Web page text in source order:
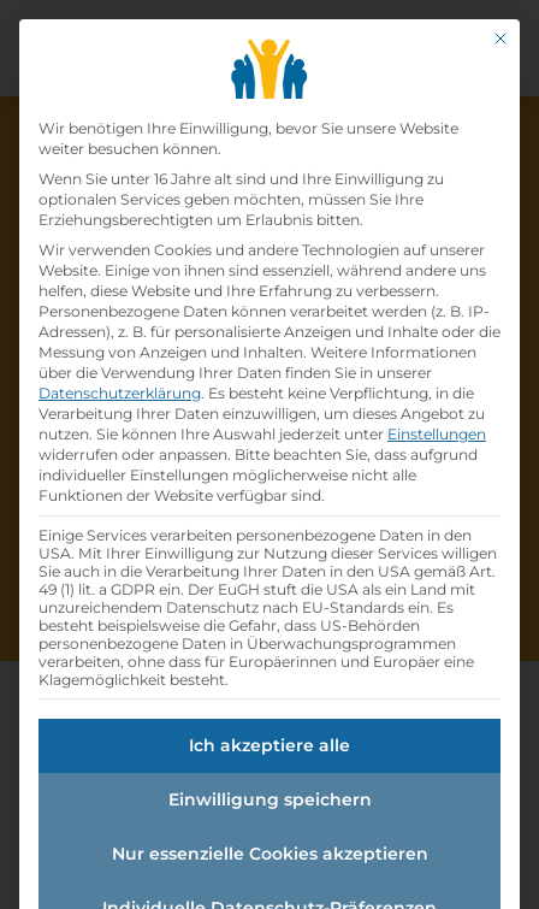
Die Lehrstelle wurde schon
besetzt!
Die LehrstelleLehre zum:zur
Einzelhandelskaufmann:Einzelhandelskauffr
au Schwerpunkt LebensmittelbeiBILLA AG
ist schonbesetzt.
Firmenprofil besuchen
Andere Lehrstelle suchen
Lehre Zum:zur
Einzelhandelskaufmann:einzel
handelskauffrau
Mit
Datenschutz-
Wir benötigen Ihre Einwilligung, bevor Sie unsere Website
weiter besuchen können.
Wenn Sie unter 16 Jahre alt sind und Ihre Einwilligung zu
optionalen Services geben möchten, müssen Sie Ihre
Erziehungsberechtigten um Erlaubnis bitten.
Wir verwenden Cookies und andere Technologien auf unserer
Website. Einige von ihnen sind essenziell, während andere uns
helfen, diese Website und Ihre Erfahrung zu verbessern.
Personenbezogene Daten können verarbeitet werden (z. B. IP-
Adressen), z. B. für personalisierte Anzeigen und Inhalte oder die
Messung von Anzeigen und Inhalten. Weitere Informationen
über die Verwendung Ihrer Daten finden Sie in unserer
Datenschutzerklärung. Es besteht keine Verpflichtung, in die
Verarbeitung Ihrer Daten einzuwilligen, um dieses Angebot zu
nutzen. Sie können Ihre Auswahl jederzeit unter Einstellungen
widerrufen oder anpassen. Bitte beachten Sie, dass aufgrund
individueller Einstellungen möglicherweise nicht alle
Funktionen der Website verfügbar sind.
Einige Services verarbeiten personenbezogene Daten in den
USA. Mit Ihrer Einwilligung zur Nutzung dieser Services willigen
Sie auch in die Verarbeitung Ihrer Daten in den USA gemäß Art.
49 (1) lit. a GDPR ein. Der EuGH stuft die USA als ein Land mit
unzureichendem Datenschutz nach EU-Standards ein. Es
besteht beispielsweise die Gefahr, dass US-Behörden
personenbezogene Daten in Überwachungsprogrammen
verarbeiten, ohne dass für Europäerinnen und Europäer eine
Klagemöglichkeit besteht.
Ich akzeptiere alle
Einwilligung speichern
Nur essenzielle Cookies akzeptieren